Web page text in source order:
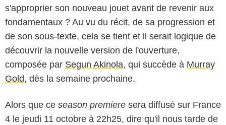
s'approprier son nouveau jouet avant de revenir aux
fondamentaux ? Au vu du récit, de sa progression et
de son sous-texte, cela se tient et il serait logique de
découvrir la nouvelle version de l'ouverture,
composée par Segun Akinola, qui succède à Murray
Gold, dès la semaine prochaine.
Alors que ce season premiere sera diffusé sur France
4 le jeudi 11 octobre à 22h25, dire qu'il nous tarde de